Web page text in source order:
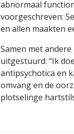
abnormaal
voorgeschreven:
en allen maakten
Samen met
uitgestuurd: “Ik
antipsychotica en
omvang en de
plotselinge